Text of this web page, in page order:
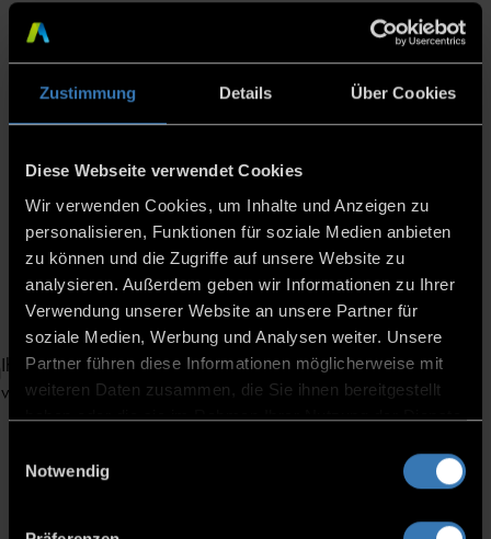
Zustimmung Details Über Cookies
Diese Webseite verwendet Cookies
Wir verwenden Cookies, um Inhalte und Anzeigen zu
personalisieren, Funktionen für soziale Medien anbieten
zu können und die Zugriffe auf unsere Website zu
analysieren. Außerdem geben wir Informationen zu Ihrer
Verwendung unserer Website an unsere Partner für
soziale Medien, Werbung und Analysen weiter. Unsere
Partner führen diese Informationen möglicherweise mit
weiteren Daten zusammen, die Sie ihnen bereitgestellt
haben oder die sie im Rahmen Ihrer Nutzung der Dienste
Notwendig
Ihre Telefonnummer
Ihre Nachricht
Ihre Daten werden entsprechend unsererDatenschutzerklärung
verarbeitet.